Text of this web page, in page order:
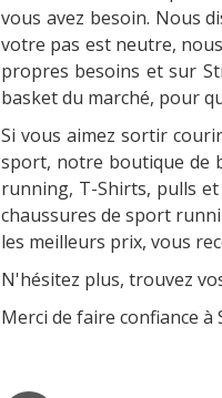
vous avez besoin. Nous
votre pas est neutre,
propres besoins et sur
basket du marché, pour
Si vous aimez sortir
sport, notre boutique de
running, T-Shirts, pulls
chaussures de sport
les meilleurs prix, vous
N'hésitez plus, trouvez
Merci de faire confiance